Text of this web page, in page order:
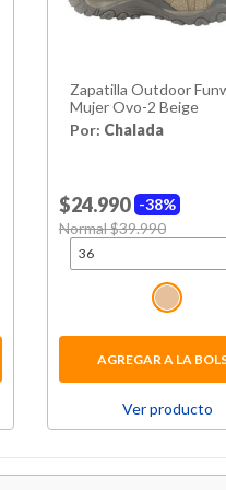
Zapatilla Outdoor
Mujer Ovo-2 Beige
Por: Chalada
38%
$24.990
Price reduced from
Normal $39.990
AGREGAR A LA
Ver producto